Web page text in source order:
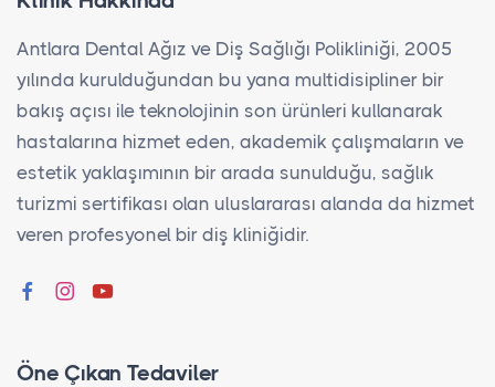
Antlara Dental Ağız ve Diş Sağlığı Polikliniği, 2005
yılında kurulduğundan bu yana multidisipliner bir
bakış açısı ile teknolojinin son ürünleri kullanarak
hastalarına hizmet eden, akademik çalışmaların ve
estetik yaklaşımının bir arada sunulduğu, sağlık
turizmi sertifikası olan uluslararası alanda da hizmet
veren profesyonel bir diş kliniğidir.
Öne Çıkan Tedaviler